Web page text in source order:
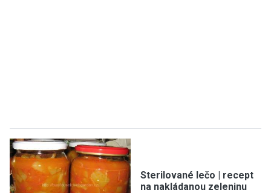
Sterilované lečo | recept
na nakládanou zeleninu